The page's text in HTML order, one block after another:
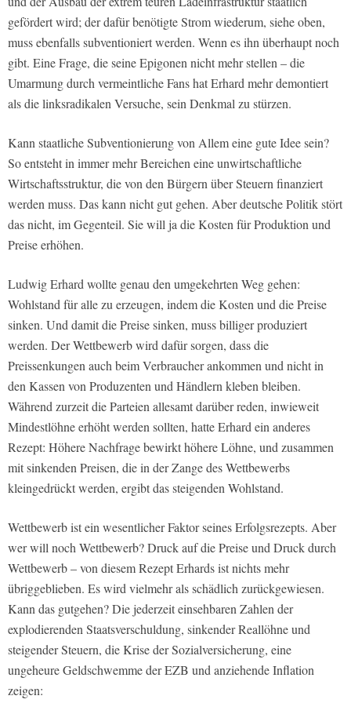
gefördert wird; der dafür benötigte Strom wiederum, siehe oben,
muss ebenfalls subventioniert werden. Wenn es ihn überhaupt noch
gibt. Eine Frage, die seine Epigonen nicht mehr stellen – die
Umarmung durch vermeintliche Fans hat Erhard mehr demontiert
als die linksradikalen Versuche, sein Denkmal zu stürzen.
Kann staatliche Subventionierung von Allem eine gute Idee sein?
So entsteht in immer mehr Bereichen eine unwirtschaftliche
Wirtschaftsstruktur, die von den Bürgern über Steuern finanziert
werden muss. Das kann nicht gut gehen. Aber deutsche Politik stört
das nicht, im Gegenteil. Sie will ja die Kosten für Produktion und
Preise erhöhen.
Ludwig Erhard wollte genau den umgekehrten Weg gehen:
Wohlstand für alle zu erzeugen, indem die Kosten und die Preise
sinken. Und damit die Preise sinken, muss billiger produziert
werden. Der Wettbewerb wird dafür sorgen, dass die
Preissenkungen auch beim Verbraucher ankommen und nicht in
den Kassen von Produzenten und Händlern kleben bleiben.
Während zurzeit die Parteien allesamt darüber reden, inwieweit
Mindestlöhne erhöht werden sollten, hatte Erhard ein anderes
Rezept: Höhere Nachfrage bewirkt höhere Löhne, und zusammen
mit sinkenden Preisen, die in der Zange des Wettbewerbs
kleingedrückt werden, ergibt das steigenden Wohlstand.
Wettbewerb ist ein wesentlicher Faktor seines Erfolgsrezepts. Aber
wer will noch Wettbewerb? Druck auf die Preise und Druck durch
Wettbewerb – von diesem Rezept Erhards ist nichts mehr
übriggeblieben. Es wird vielmehr als schädlich zurückgewiesen.
Kann das gutgehen? Die jederzeit einsehbaren Zahlen der
explodierenden Staatsverschuldung, sinkender Reallöhne und
steigender Steuern, die Krise der Sozialversicherung, eine
ungeheure Geldschwemme der EZB und anziehende Inflation
zeigen: